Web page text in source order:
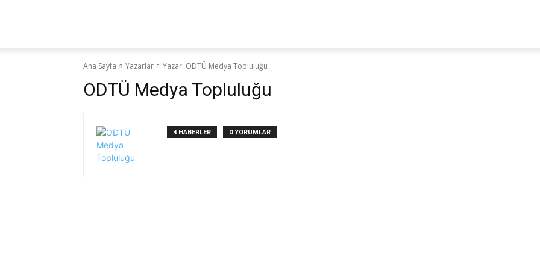
Hocam!
Ana Sayfa Yazarlar Yazar: ODTÜ Medya Topluluğu
ODTÜ Medya Topluluğu
4 HABERLER 0 YORUMLAR